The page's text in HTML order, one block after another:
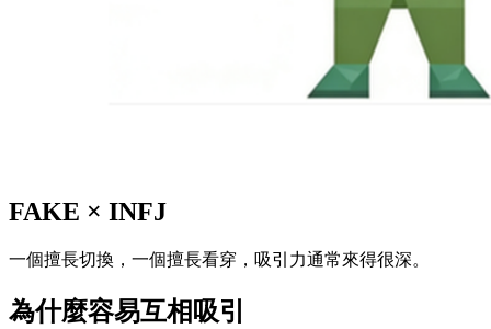
FAKE × INFJ
一個擅長切換，一個擅長看穿，吸引力通常來得很深。
為什麼容易互相吸引